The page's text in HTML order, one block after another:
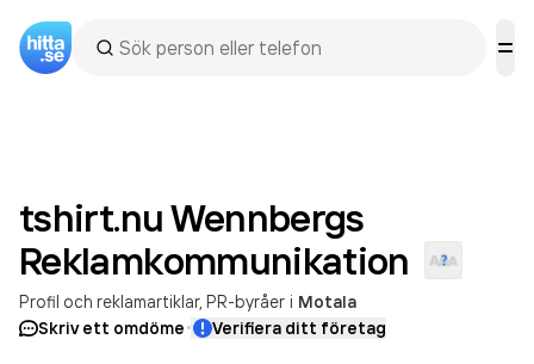
tshirt.nu Wennbergs
Reklamkommunikation
Profil och reklamartiklar PR-byråer i Motala
Skriv ett omdöme· Verifiera ditt företag